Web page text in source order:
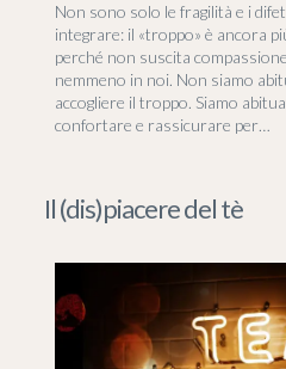
Non sono solo le fragilità e i
integrare: il «troppo» è ancora
perché non suscita
nemmeno in noi. Non siamo
accogliere il troppo. Siamo
confortare e rassicurare per…
Il (dis)piacere del tè